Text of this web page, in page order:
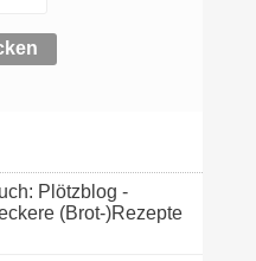
Plötzblog -
(Brot-)Rezepte